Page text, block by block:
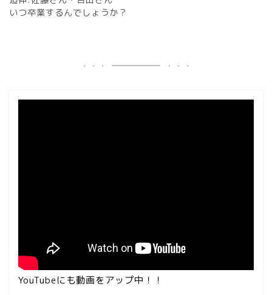
いつ卒業するんでしょうか？
YouTubeにも動画をアップ中！！